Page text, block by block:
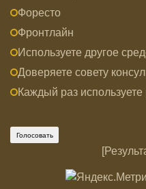
Форесто
Фронтлайн
Используете другое
Доверяете совету
Каждый раз
[